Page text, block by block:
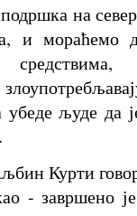
на
и мораћемо
људе да
Курти
- завршено